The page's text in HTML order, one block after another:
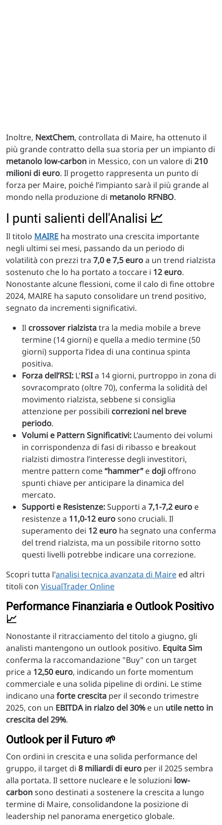
Inoltre, NextChem, controllata di Maire, ha ottenuto il
più grande contratto della sua storia per un impianto di
metanolo low-carbon in Messico, con un valore di 210
milioni di euro. Il progetto rappresenta un punto di
forza per Maire, poiché l’impianto sarà il più grande al
mondo nella produzione di metanolo RFNBO.
I punti salienti dell'Analisi 📈
Il titolo MAIRE ha mostrato una crescita importante
negli ultimi sei mesi, passando da un periodo di
volatilità con prezzi tra 7,0 e 7,5 euroa un trend rialzista
sostenuto che lo ha portato a toccare i 12 euro.
Nonostante alcune flessioni, come il calo di fine ottobre
2024, MAIRE ha saputo consolidare un trend positivo,
segnato da incrementi significativi.
Il crossover rialzistatra la media mobile a breve
termine (14 giorni) e quella a medio termine (50
giorni) supporta l’idea di una continua spinta
positiva.
Forza dell’RSI: L'RSIa 14 giorni, purtroppo in zona di
sovracomprato (oltre 70), conferma la solidità del
movimento rialzista, sebbene si consiglia
attenzione per possibili correzioni nel breve
periodo.
Volumi e Pattern Significativi: L’aumento dei volumi
in corrispondenza di fasi di ribasso e breakout
rialzisti dimostra l’interesse degli investitori,
mentre pattern come“hammer”e doji offrono
spunti chiave per anticipare la dinamica del
mercato.
Supporti e Resistenze:Supporti a 7,1-7,2 euro e
resistenze a 11,0-12 eurosono cruciali. Il
superamento dei 12 euro ha segnato una conferma
del trend rialzista, ma un possibile ritorno sotto
questi livelli potrebbe indicare una correzione.
Scopri tutta l'analisi tecnica avanzata di Maire ed altri
titoli con VisualTrader Online
Performance Finanziaria e Outlook Positivo
📈
Nonostante il ritracciamento del titolo a giugno, gli
analisti mantengono un outlook positivo. Equita Sim
conferma la raccomandazione "Buy" con un target
price a 12,50 euro, indicando un forte momentum
commerciale e una solida pipeline di ordini. Le stime
indicano una forte crescita per il secondo trimestre
2025, con un EBITDA in rialzo del 30%e un utile netto in
crescita del 29%.
Outlook per il Futuro 🌱
Con ordini in crescita e una solida performance del
gruppo, il target di 8 miliardi di euro per il 2025 sembra
alla portata. Il settore nucleare e le soluzioni low-
carbonsono destinati a sostenere la crescita a lungo
termine di Maire, consolidandone la posizione di
leadership nel panorama energetico globale.